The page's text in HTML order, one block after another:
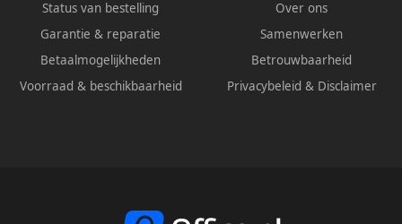
Status van bestelling
Garantie & reparatie
Betaalmogelijkheden
Voorraad & beschikbaarheid
Over ons
Samenwerken
Betrouwbaarheid
Privacybeleid & Disclaimer